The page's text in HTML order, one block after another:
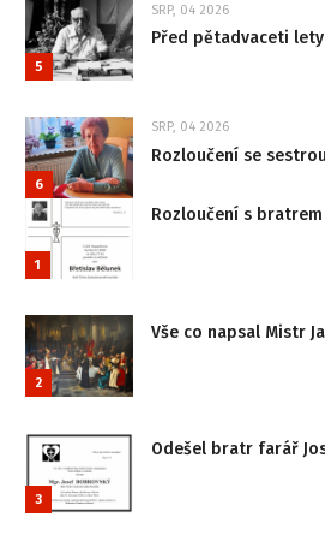
5
SRP, 04 2026
Před pětadvaceti
6
SRP, 04 2026
Rozloučení se
1
Rozloučení s
2
Vše co napsal Mistr
3
Odešel bratr farář